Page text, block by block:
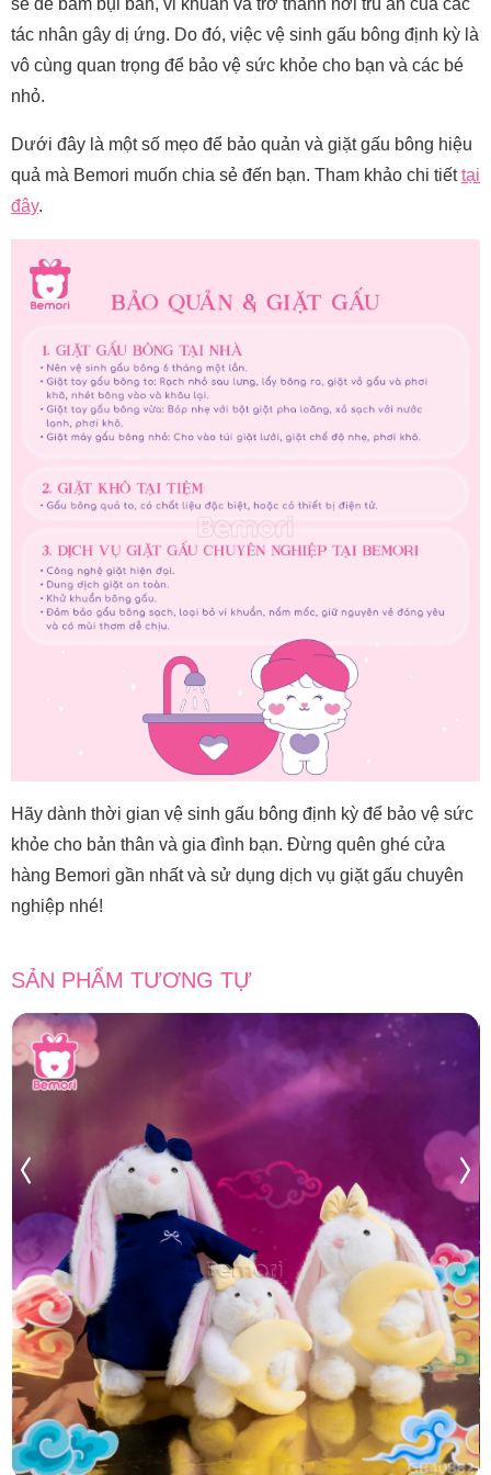
tác nhân gây dị ứng. Do đó, việc vệ sinh gấu bông định kỳ là
vô cùng quan trọng để bảo vệ sức khỏe cho bạn và các bé
nhỏ.
Dưới đây là một số mẹo để bảo quản và giặt gấu bông hiệu
quả mà Bemori muốn chia sẻ đến bạn. Tham khảo chi tiếttại
đây.
Hãy dành thời gian vệ sinh gấu bông định kỳ để bảo vệ sức
khỏe cho bản thân và gia đình bạn. Đừng quên ghé cửa
hàng Bemori gần nhất và sử dụng dịch vụ giặt gấu chuyên
nghiệp nhé!
SẢN PHẨM TƯƠNG TỰ